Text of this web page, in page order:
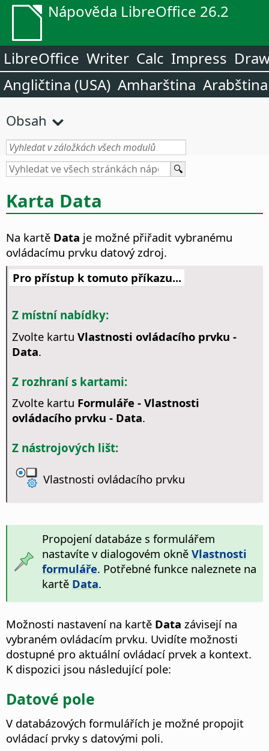
Nápověda LibreOffice 26.2
LibreOffice Writer Calc Impress
Angličtina (USA) Amharština Arabština
Obsah
Karta Data
Na kartě Data je možné přiřadit vybranému
ovládacímu prvku datový zdroj.
Pro přístup k tomuto příkazu...
Z místní nabídky:
Zvolte kartu Vlastnosti ovládacího prvku -
Data.
Z rozhraní s kartami:
Zvolte kartu Formuláře - Vlastnosti
ovládacího prvku - Data.
Z nástrojových lišt:
Vlastnosti ovládacího prvku
Propojení databáze s formulářem
nastavíte v dialogovém okně Vlastnosti
formuláře. Potřebné funkce naleznete na
kartě Data.
Možnosti nastavení na kartě Data závisejí na
vybraném ovládacím prvku. Uvidíte možnosti
dostupné pro aktuální ovládací prvek a kontext.
K dispozici jsou následující pole:
Datové pole
V databázových formulářích je možné propojit
ovládací prvky s datovými poli.